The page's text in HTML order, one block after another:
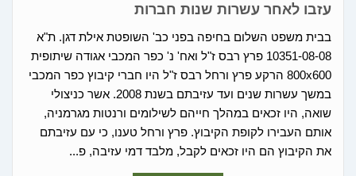
עזבו לאחר עשרות שנות חברות
בבית משפט השלום בחיפה בפני כב' השופטת אילת דגן. ת"א
10351-08-08 פרץ רבס ז"ל ואח' נ' כפר המכבי אגודה שיתופית
800x600 הרקע פרץ ורחל רבס ז"ל היו חברי קיבוץ כפר המכבי
במשך עשרות שנים ועד עזיבתם בשנת 2008. אשר כניצולי
שואה, היו זכאים במהלך חייהם לשילומים ורנטות מגרמניה,
אותם העבירו לקופת הקיבוץ. פרץ ורחל טענו, כי עם עזיבתם
את הקיבוץ הם היו זכאים לקבל, מלבד דמי עזיבה, פ...